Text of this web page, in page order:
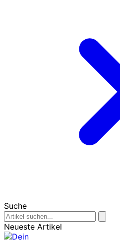
Suche
Neueste Artikel